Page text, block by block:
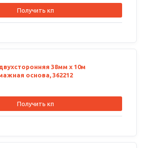
Получить кп
38мм х 10м
основа, 362212
Получить кп